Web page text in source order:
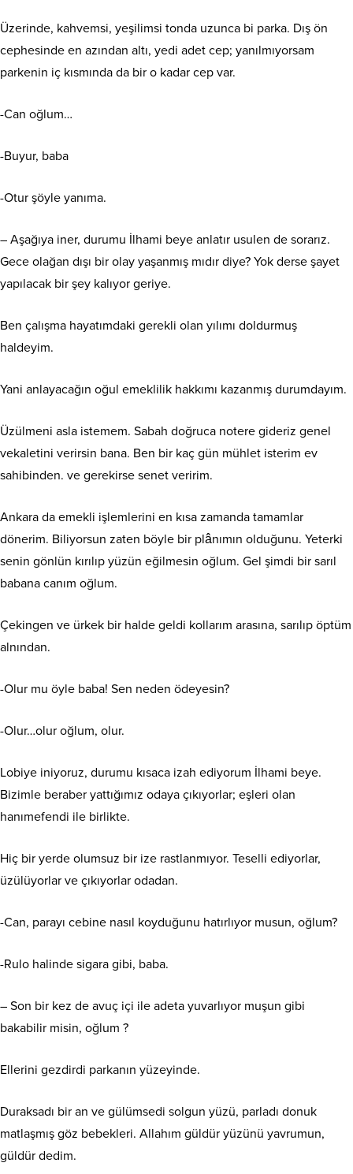
Üzerinde, kahvemsi, yeşilimsi tonda uzunca bi parka. Dış ön
cephesinde en azından altı, yedi adet cep; yanılmıyorsam
parkenin iç kısmında da bir o kadar cep var.
-Can oğlum…
-Buyur, baba
-Otur şöyle yanıma.
– Aşağıya iner, durumu İlhami beye anlatır usulen de sorarız.
Gece olağan dışı bir olay yaşanmış mıdır diye? Yok derse şayet
yapılacak bir şey kalıyor geriye.
Ben çalışma hayatımdaki gerekli olan yılımı doldurmuş
haldeyim.
Yani anlayacağın oğul emeklilik hakkımı kazanmış durumdayım.
Üzülmeni asla istemem. Sabah doğruca notere gideriz genel
vekaletini verirsin bana. Ben bir kaç gün mühlet isterim ev
sahibinden. ve gerekirse senet veririm.
Ankara da emekli işlemlerini en kısa zamanda tamamlar
dönerim. Biliyorsun zaten böyle bir plânımın olduğunu. Yeterki
senin gönlün kırılıp yüzün eğilmesin oğlum. Gel şimdi bir sarıl
babana canım oğlum.
Çekingen ve ürkek bir halde geldi kollarım arasına, sarılıp öptüm
alnından.
-Olur mu öyle baba! Sen neden ödeyesin?
-Olur…olur oğlum, olur.
Lobiye iniyoruz, durumu kısaca izah ediyorum İlhami beye.
Bizimle beraber yattığımız odaya çıkıyorlar; eşleri olan
hanımefendi ile birlikte.
Hiç bir yerde olumsuz bir ize rastlanmıyor. Teselli ediyorlar,
üzülüyorlar ve çıkıyorlar odadan.
-Can, parayı cebine nasıl koyduğunu hatırlıyor musun, oğlum?
-Rulo halinde sigara gibi, baba.
– Son bir kez de avuç içi ile adeta yuvarlıyor muşun gibi
bakabilir misin, oğlum ?
Ellerini gezdirdi parkanın yüzeyinde.
Duraksadı bir an ve gülümsedi solgun yüzü, parladı donuk
matlaşmış göz bebekleri. Allahım güldür yüzünü yavrumun,
güldür dedim.